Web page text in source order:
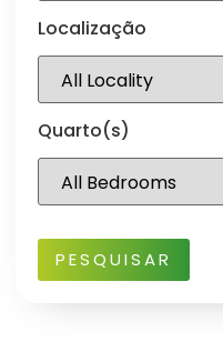
Localização
Quarto(s)